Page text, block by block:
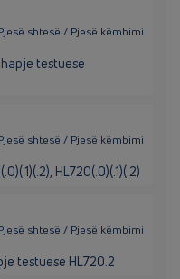
shtesë / Pjesë këmbimi
testuese
shtesë / Pjesë këmbimi
HL720(.0)(.1)(.2)
shtesë / Pjesë këmbimi
testuese HL720.2